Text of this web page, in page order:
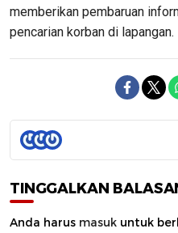
memberikan pembaruan
pencarian korban di lapangan.
TINGGALKAN
Anda harus masuk untuk